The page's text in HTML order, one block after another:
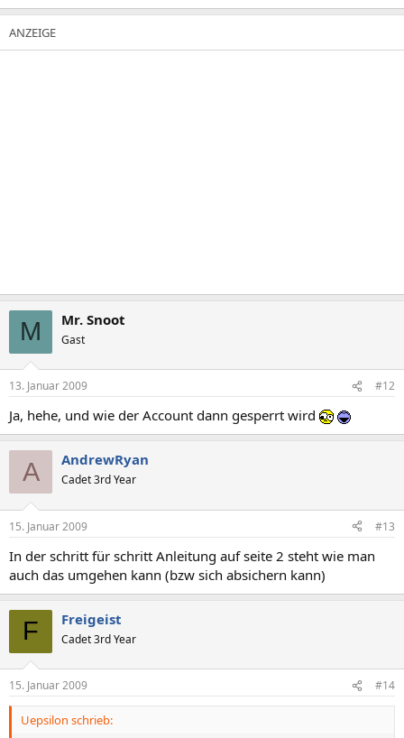
M Mr. Snoot
Gast
13. Januar 2009 #12
Ja, hehe, und wie der Account dann gesperrt wird
A AndrewRyan
Cadet 3rd Year
15. Januar 2009 #13
In der schritt für schritt Anleitung auf seite 2 steht wie man
auch das umgehen kann (bzw sich absichern kann)
F Freigeist
Cadet 3rd Year
15. Januar 2009 #14
Uepsilon schrieb: